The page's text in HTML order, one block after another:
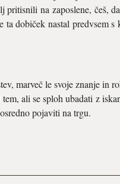
na zaposlene, češ,
dobiček nastal predvsem
marveč le svoje znanje in
ali se sploh ubadati z
pojaviti na trgu.